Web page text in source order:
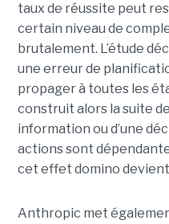
taux de réussite peut
certain niveau de
brutalement. L’étude
une erreur de
propager à toutes les
construit alors la suite
information ou d’une
actions sont
cet effet domino
Anthropic met